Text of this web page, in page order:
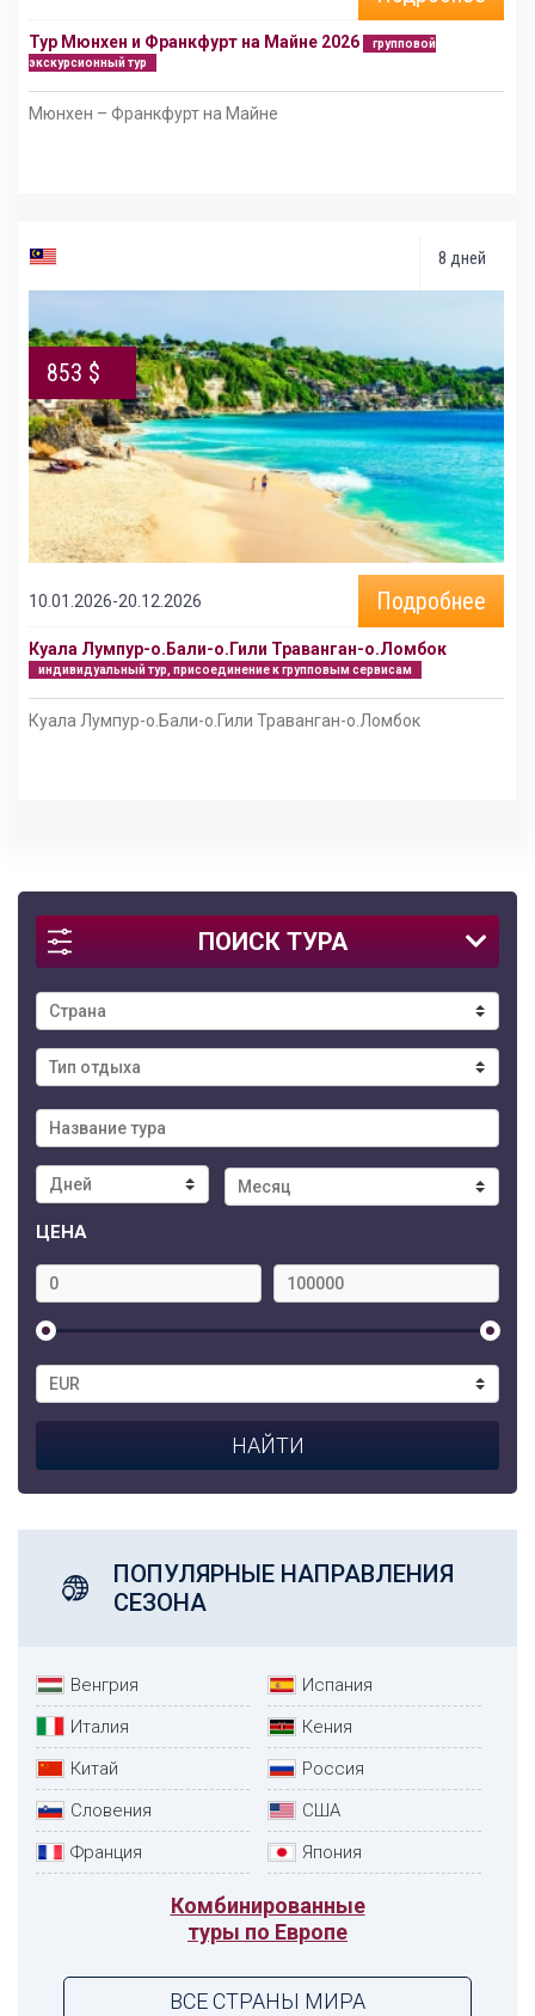
ПОИСК ТУРА
ЦЕНА
ПОПУЛЯРНЫЕ НАПРАВЛЕНИЯ
СЕЗОНА
Венгрия
Испания
Италия
Кения
Китай
Россия
Словения
США
Франция
Япония
Комбинированные
туры по Европе
ВСЕ СТРАНЫ МИРА
Тур Мюнхен и Франкфурт на Майне 2026
групповой
экскурсионный тур
Мюнхен – Франкфурт на Майне
8 дней
853 $
10.01.2026-20.12.2026 Подробнее
Куала Лумпур-о.Бали-о.Гили Траванган-о.Ломбок
индивидуальный тур, присоединение к групповым сервисам
Куала Лумпур-о.Бали-о.Гили Траванган-о.Ломбок